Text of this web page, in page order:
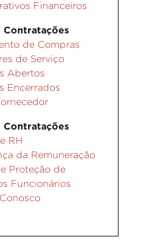
Financeiros
Contratações
de Compras
de Serviço
Abertos
Encerrados
Contratações
RH
da Remuneração
Proteção de
Funcionários